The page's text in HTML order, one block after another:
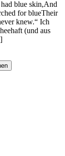
blue skin,And
for blueTheir
knew.“ Ich
(und aus